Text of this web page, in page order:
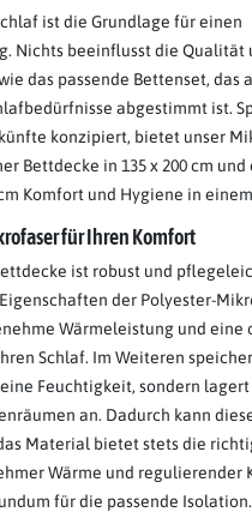
ist die Grundlage für einen
Nichts beeinflusst die Qualität
das passende Bettenset, das
abgestimmt ist.
konzipiert, bietet unser
Bettdecke in 135 x 200 cm und
Komfort und Hygiene in
für Ihren Komfort
ist robust und
der Polyester-
Wärmeleistung und eine
Schlaf. Im Weiteren
Feuchtigkeit, sondern
an. Dadurch kann
Material bietet stets die
Wärme und regulierender
für die passende Isolation.